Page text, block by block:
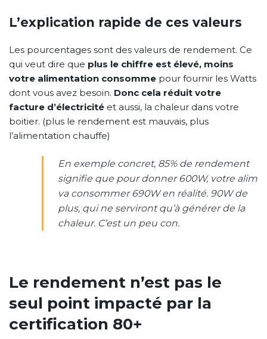
L’explication rapide de ces valeurs
Les pourcentages sont des valeurs de rendement. Ce
qui veut dire que plus le chiffre est élevé, moins
votre alimentation consomme pour fournir les Watts
dont vous avez besoin. Donc cela réduit votre
facture d’électricité et aussi, la chaleur dans votre
boitier. (plus le rendement est mauvais, plus
l’alimentation chauffe)
En exemple concret, 85% de rendement
signifie que pour donner 600W, votre alim
va consommer 690W en réalité. 90W de
plus, qui ne serviront qu’à générer de la
chaleur. C’est un peu con.
Le rendement n’est pas le
seul point impacté par la
certification 80+